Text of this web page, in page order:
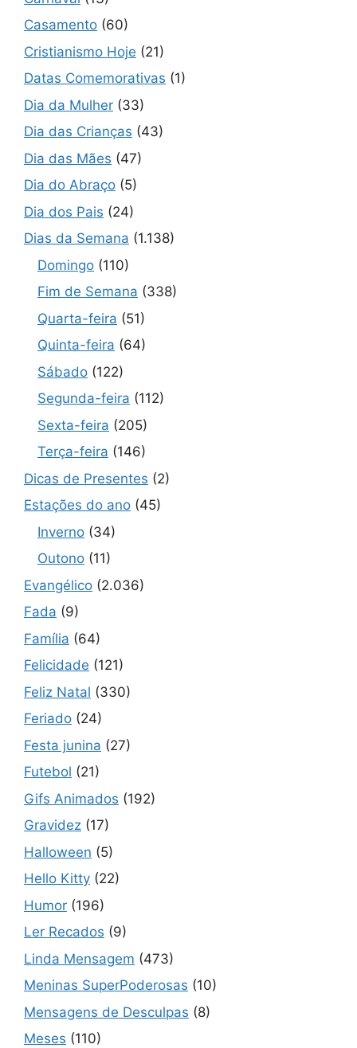
Casamento (60)
Cristianismo Hoje (21)
Datas Comemorativas (1)
Dia da Mulher (33)
Dia das Crianças (43)
Dia das Mães (47)
Dia do Abraço (5)
Dia dos Pais (24)
Dias da Semana (1.138)
Domingo (110)
Fim de Semana (338)
Quarta-feira (51)
Quinta-feira (64)
Sábado (122)
Segunda-feira (112)
Sexta-feira (205)
Terça-feira (146)
Dicas de Presentes (2)
Estações do ano (45)
Inverno (34)
Outono (11)
Evangélico (2.036)
Fada (9)
Família (64)
Felicidade (121)
Feliz Natal (330)
Feriado (24)
Festa junina (27)
Futebol (21)
Gifs Animados (192)
Gravidez (17)
Halloween (5)
Hello Kitty (22)
Humor (196)
Ler Recados (9)
Linda Mensagem (473)
Meninas SuperPoderosas (10)
Mensagens de Desculpas (8)
Meses (110)